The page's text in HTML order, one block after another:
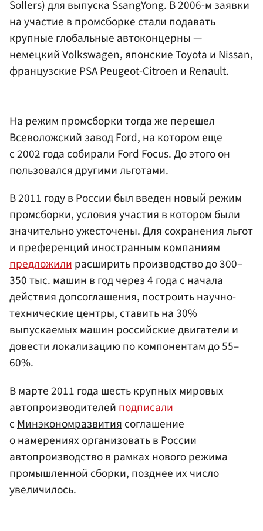
Sollers) для выпуска SsangYong. В 2006-м заявки
на участие в промсборке стали подавать
крупные глобальные автоконцерны —
немецкий Volkswagen, японские Toyota и Nissan,
французские PSA Peugeot-Citroen и Renault.
На режим промсборки тогда же перешел
Всеволожский завод Ford, на котором еще
с 2002 года собирали Ford Focus. До этого он
пользовался другими льготами.
В 2011 году в России был введен новый режим
промсборки, условия участия в котором были
значительно ужесточены. Для сохранения льгот
и преференций иностранным компаниям
предложилирасширить производство до 300–
350 тыс. машин в год через 4 года с начала
действия допсоглашения, построить научно-
технические центры, ставить на 30%
выпускаемых машин российские двигатели и
довести локализацию по компонентам до 55–
60%.
В марте 2011 года шесть крупных мировых
автопроизводителейподписали
сМинэкономразвитиясоглашение
о намерениях организовать в России
автопроизводство в рамках нового режима
промышленной сборки, позднее их число
увеличилось.